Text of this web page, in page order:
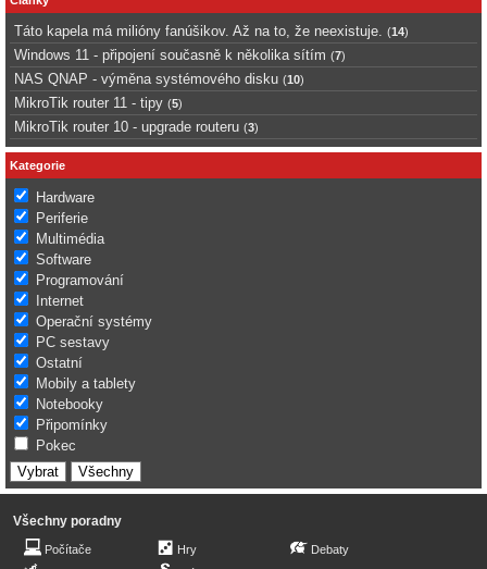
Táto kapela má milióny fanúšikov. Až na to, že neexistuje. (14)
Windows 11 - připojení současně k několika sítím (7)
NAS QNAP - výměna systémového disku (10)
MikroTik router 11 - tipy (5)
MikroTik router 10 - upgrade routeru (3)
Kategorie
Hardware
Periferie
Multimédia
Software
Programování
Internet
Operační systémy
PC sestavy
Ostatní
Mobily a tablety
Notebooky
Připomínky
Pokec
Všechny poradny
Počítače
Hry
Debaty